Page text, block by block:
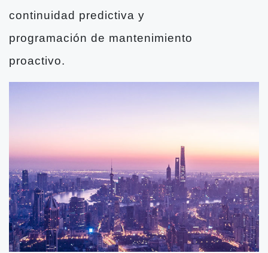
continuidad predictiva y
programación de mantenimiento
proactivo.